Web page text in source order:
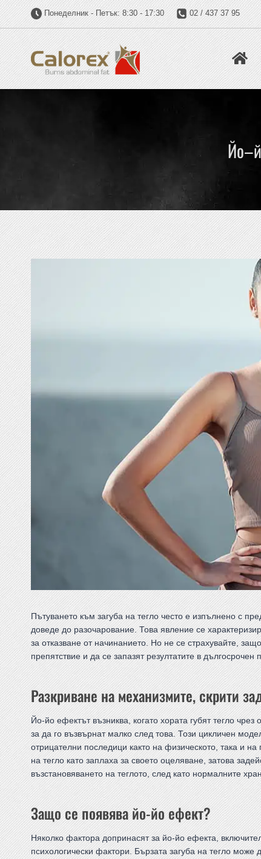
Понеделник - Петък: 8:30 - 17:30 02 / 437 37 95
Пътуването към загуба на тегло често е изпълнено с
доведе до разочарование. Това явление се
за отказване от начинанието. Но не се страхувайте,
препятствие и да се запазят резултатите в дългосрочен
Разкриване на механизмите, скрити
Йо-йо ефектът възниква, когато хората губят тегло чрез
за да го възвърнат малко след това. Този цикличен
отрицателни последици както на физическото, така и
на тегло като заплаха за своето оцеляване, затова
възстановяването на теглото, след като нормалните
Защо се появява йо-йо ефект?
Няколко фактора допринасят за йо-йо ефекта,
психологически фактори. Бързата загуба на тегло